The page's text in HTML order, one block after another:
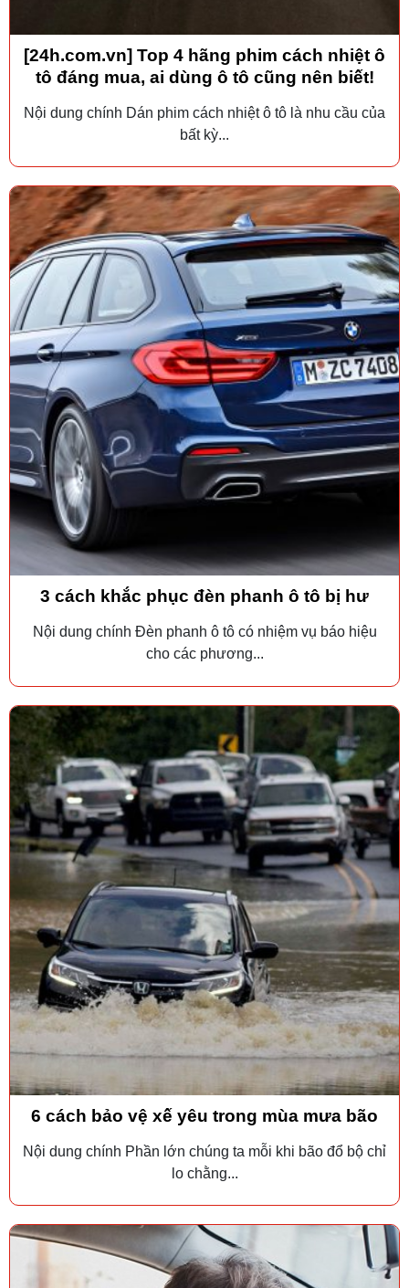
[24h.com.vn] Top 4 hãng phim cách nhiệt ô
tô đáng mua, ai dùng ô tô cũng nên biết!
Nội dung chính Dán phim cách nhiệt ô tô là nhu cầu của
bất kỳ...
3 cách khắc phục đèn phanh ô tô bị hư
Nội dung chính Đèn phanh ô tô có nhiệm vụ báo hiệu
cho các phương...
6 cách bảo vệ xế yêu trong mùa mưa bão
Nội dung chính Phần lớn chúng ta mỗi khi bão đổ bộ chỉ
lo chằng...